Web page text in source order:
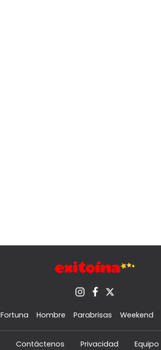
Fortuna Hombre Parabrisas Weekend
Contáctenos Privacidad Equipo